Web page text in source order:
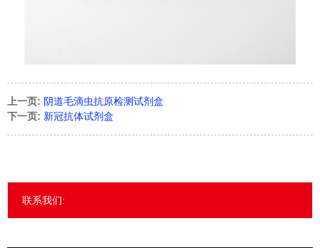
上一页: 阴道毛滴虫抗原检测试剂盒
下一页: 新冠抗体试剂盒
联系我们: